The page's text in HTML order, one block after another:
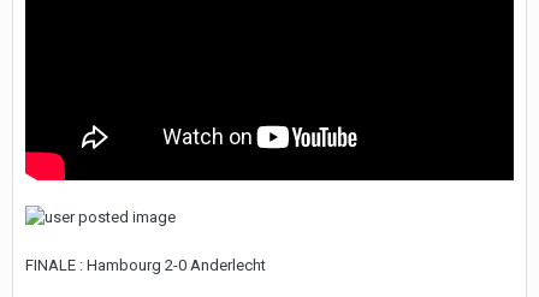
FINALE : Hambourg 2-0 Anderlecht